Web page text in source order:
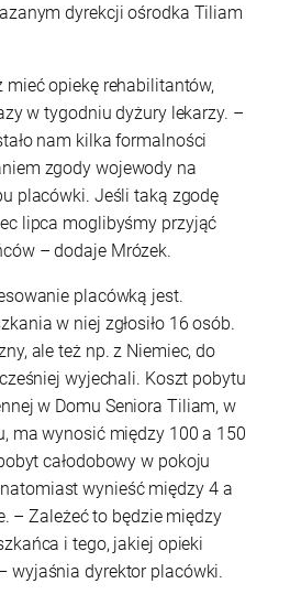
dyrekcji ośrodka Tiliam
mieć opiekę rehabilitantów,
w tygodniu dyżury lekarzy. –
nam kilka formalności
zgody wojewody na
placówki. Jeśli taką zgodę
lipca moglibyśmy przyjąć
– dodaje Mrózek.
placówką jest.
w niej zgłosiło 16 osób.
ale też np. z Niemiec, do
wyjechali. Koszt pobytu
w Domu Seniora Tiliam, w
ma wynosić między 100 a 150
całodobowy w pokoju
wynieść między 4 a
– Zależeć to będzie między
i tego, jakiej opieki
wyjaśnia dyrektor placówki.